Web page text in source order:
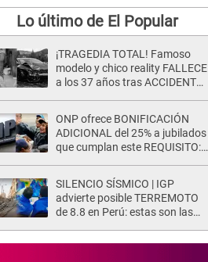
Lo último de El Popular
¡TRAGEDIA TOTAL! Famoso
modelo y chico reality FALLECE
a los 37 años tras ACCIDENTE
ONP ofrece BONIFICACIÓN
ADICIONAL del 25% a jubilados
que cumplan este REQUISITO:
SILENCIO SÍSMICO | IGP
advierte posible TERREMOTO
de 8.8 en Perú: estas son las